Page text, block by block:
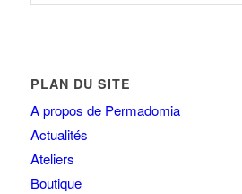
PLAN DU SITE
A propos de Permadomia
Actualités
Ateliers
Boutique